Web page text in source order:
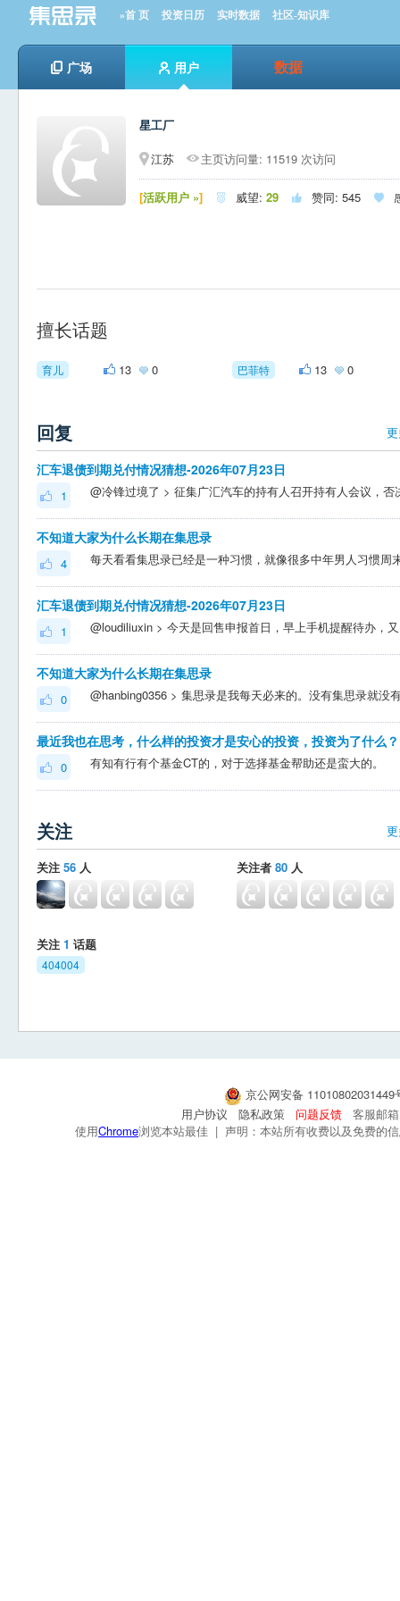
»首 页 投资日历 实时数据 社区-知识库
广场 用户 数据
星工厂
江苏
主页访问量: 11519 次访问
[活跃用户 »]  威望: 29  赞同: 545 
擅长话题
育儿 13 0 巴菲特 13 0
回复
汇车退债到期兑付情况猜想-2026年07月23日
1
不知道大家为什么长期在集思录
4
汇车退债到期兑付情况猜想-2026年07月23日
1
不知道大家为什么长期在集思录
0
最近我也在思考，什么样的投资才是安心的投资，投资为了什么？
0 有知有行有个基金CT的，对于选择基金帮助还是蛮大的。
关注
关注 56 人 关注者 80 人
关注 1 话题
404004
京公网安备
用户协议
隐私政策 问题反馈
客服邮
使用Chrome浏览本站最佳 | 声明：本站所有收费以及免费的